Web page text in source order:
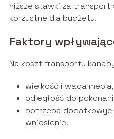
niższe stawki za transport
korzystne dla budżetu.
Faktory
Na koszt transportu
wielkość i waga mebla,
odległość do
potrzeba
wniesienie.